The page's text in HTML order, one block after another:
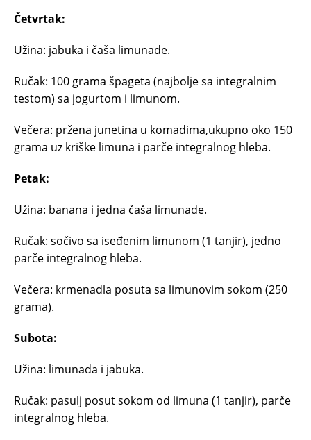
Četvrtak:
Užina: jabuka i čaša limunade.
Ručak: 100 grama špageta (najbolje sa integralnim
testom) sa jogurtom i limunom.
Večera: pržena junetina u komadima,ukupno oko 150
grama uz kriške limuna i parče integralnog hleba.
Petak:
Užina: banana i jedna čaša limunade.
Ručak: sočivo sa iseđenim limunom (1 tanjir), jedno
parče integralnog hleba.
Večera: krmenadla posuta sa limunovim sokom (250
grama).
Subota:
Užina: limunada i jabuka.
Ručak: pasulj posut sokom od limuna (1 tanjir), parče
integralnog hleba.